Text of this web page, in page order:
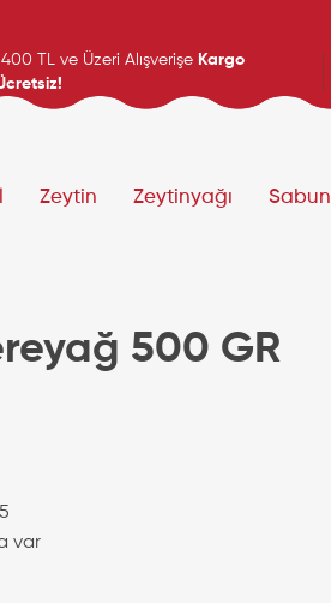
TL ve Üzeri Alışverişe Kargo
Zeytin Zeytinyağı Sabun
500 GR
var